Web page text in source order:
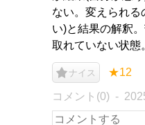
ない。変えられ
い)と結果の解釈
取れていない状態
ナイス ★12
コメント(0)